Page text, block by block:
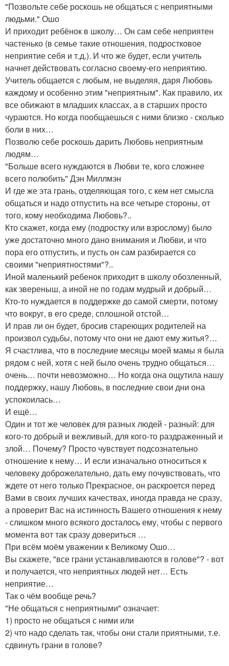
"Позвольте себе роскошь не общаться с неприятными
людьми." Ошо
И приходит ребёнок в школу… Он сам себе неприятен
частенько (в семье такие отношения, подростковое
неприятие себя и т.д.). И что же будет, если учитель
начнет действовать согласно своему-его неприятию.
Учитель общается с любым, не выделяя, даря Любовь
каждому и особенно этим "неприятным". Как правило, их
все обижают в младших классах, а в старших просто
чураются. Но когда пообщаешься с ними близко - сколько
боли в них…
Позволю себе роскошь дарить Любовь неприятным
людям…
"Больше всего нуждаются в Любви те, кого сложнее
всего полюбить" Дэн Миллмэн
И где же эта грань, отделяющая того, с кем нет смысла
общаться и надо отпустить на все четыре стороны, от
того, кому необходима Любовь?..
Кто скажет, когда ему (подростку или взрослому) было
уже достаточно много дано внимания и Любви, и что
пора его отпустить, и пусть он сам разбирается со
своими "неприятностями"?..
Иной маленький ребенок приходит в школу обозленный,
как звереныш, а иной не по годам мудрый и добрый…
Кто-то нуждается в поддержке до самой смерти, потому
что вокруг, в его среде, сплошной отстой…
И прав ли он будет, бросив стареющих родителей на
произвол судьбы, потому что они не дают ему житья?…
Я счастлива, что в последние месяцы моей мамы я была
рядом с ней, хотя с ней было очень трудно общаться…
очень… почти невозможно… Но когда она ощутила нашу
поддержку, нашу Любовь, в последние свои дни она
успокоилась…
И ещё…
Один и тот же человек для разных людей - разный: для
кого-то добрый и вежливый, для кого-то раздраженный и
злой… Почему? Просто чувствует подсознательно
отношение к нему… И если изначально относиться к
человеку доброжелательно, дать ему почувствовать, что
ждете от него только Прекрасное, он раскроется перед
Вами в своих лучших качествах, иногда правда не сразу,
а проверит Вас на истинность Вашего отношения к нему
- слишком много всякого досталось ему, чтобы с первого
момента вот так сразу довериться …
При всём моём уважении к Великому Ошо…
Вы скажете, "все грани устанавливаются в голове"? - вот
и получается, что неприятных людей нет… Есть
неприятие…
Так о чём вообще речь?
"Не общаться с неприятными" означает:
1) просто не общаться с ними или
2) что надо сделать так, чтобы они стали приятными, т.е.
сдвинуть грани в голове?